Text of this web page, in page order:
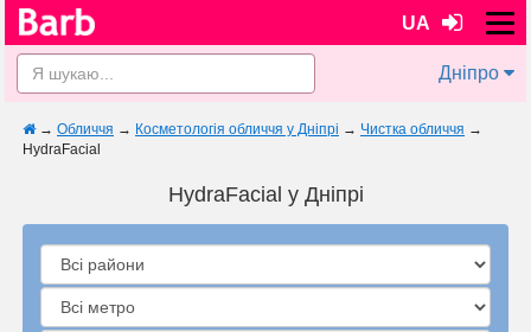
UA
Дніпро
→ Обличчя → Косметологія обличчя у Дніпрі → Чистка обличчя →
HydraFacial
HydraFacial у Дніпрі